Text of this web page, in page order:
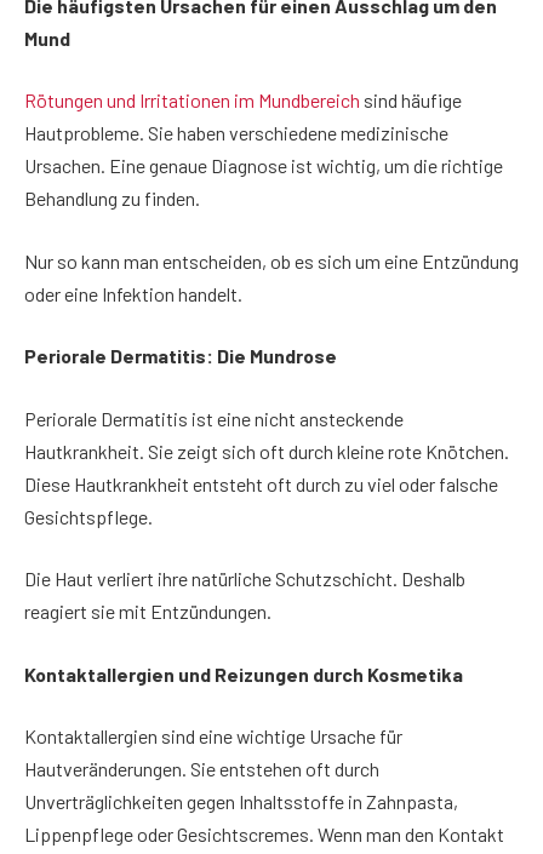
Die häufigsten Ursachen für einen Ausschlag um den
Mund
Rötungen und Irritationen im Mundbereich sind häufige
Hautprobleme. Sie haben verschiedene medizinische
Ursachen. Eine genaue Diagnose ist wichtig, um die richtige
Behandlung zu finden.
Nur so kann man entscheiden, ob es sich um eine Entzündung
oder eine Infektion handelt.
Periorale Dermatitis: Die Mundrose
Periorale Dermatitis ist eine nicht ansteckende
Hautkrankheit. Sie zeigt sich oft durch kleine rote Knötchen.
Diese Hautkrankheit entsteht oft durch zu viel oder falsche
Gesichtspflege.
Die Haut verliert ihre natürliche Schutzschicht. Deshalb
reagiert sie mit Entzündungen.
Kontaktallergien und Reizungen durch Kosmetika
Kontaktallergien sind eine wichtige Ursache für
Hautveränderungen. Sie entstehen oft durch
Unverträglichkeiten gegen Inhaltsstoffe in Zahnpasta,
Lippenpflege oder Gesichtscremes. Wenn man den Kontakt